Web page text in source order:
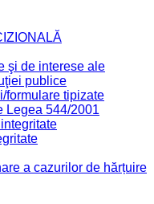
şi de interese ale
publice
formulare tipizate
Legea 544/2001
a cazurilor de hărțuire